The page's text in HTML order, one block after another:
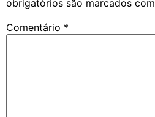
obrigatórios são marcados com
Comentário *